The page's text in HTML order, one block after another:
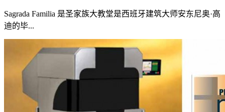
Sagrada Familia 是圣家族大教堂是西班牙建筑大师安东尼奥·高
迪的毕...